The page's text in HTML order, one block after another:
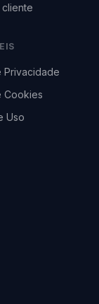
Privacidade
Cookies
Uso